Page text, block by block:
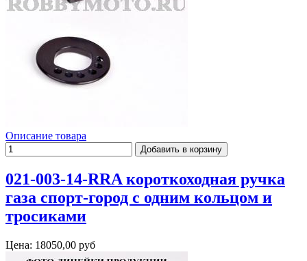
Описание товара
021-003-14-RRA короткоходная ручка
газа спорт-город с одним кольцом и
тросиками
Цена: 18050,00 руб